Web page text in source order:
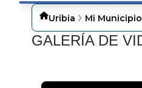
Uribia Mi Municipio
​GALER​ÍA DE